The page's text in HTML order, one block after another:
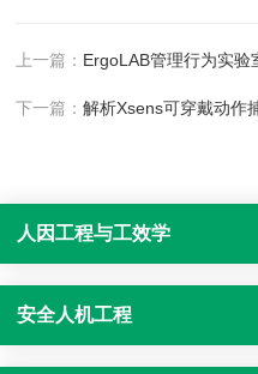
上一篇： ErgoLAB管理行为实验
下一篇：解析Xsens可穿戴动作
人因工程与工效学
安全人机工程